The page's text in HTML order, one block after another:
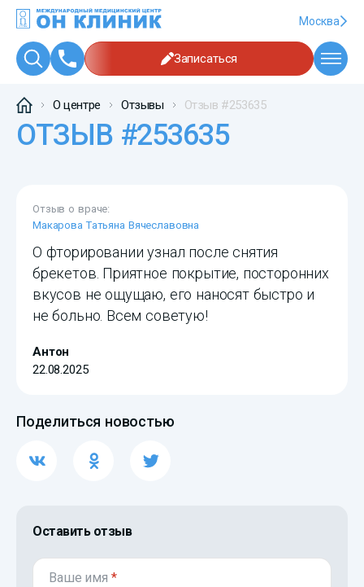
Москва
Записаться
О центре Отзывы Отзыв #253635
ОТЗЫВ #253635
Отзыв о враче:
Макарова Татьяна Вячеславовна
О фторировании узнал после снятия
брекетов. Приятное покрытие, посторонних
вкусов не ощущаю, его наносят быстро и
не больно. Всем советую!
Антон
22.08.2025
Поделиться новостью
Оставить отзыв
Ваше имя *